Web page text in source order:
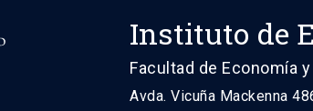
Instituto de
Facultad de Economía
Avda. Vicuña Mackenna